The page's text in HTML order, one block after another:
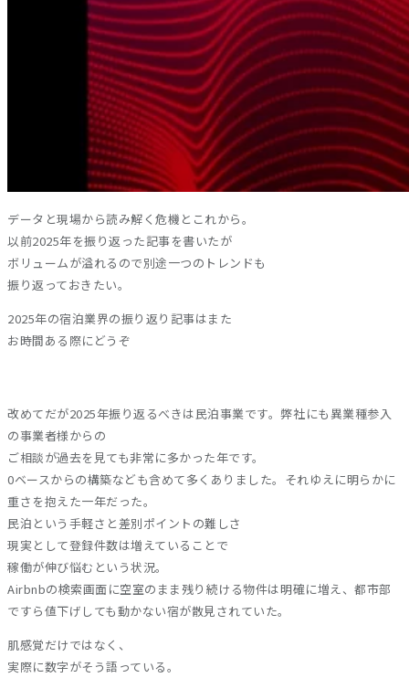
データと現場から読み解く危機とこれから。
以前2025年を振り返った記事を書いたが
ボリュームが溢れるので別途一つのトレンドも
振り返っておきたい。
2025年の宿泊業界の振り返り記事はまた
お時間ある際にどうぞ
改めてだが2025年振り返るべきは民泊事業です。弊社にも異業種参入
の事業者様からの
ご相談が過去を見ても非常に多かった年です。
0ベースからの構築なども含めて多くありました。それゆえに明らかに
重さを抱えた一年だった。
民泊という手軽さと差別ポイントの難しさ
現実として登録件数は増えていることで
稼働が伸び悩むという状況。
Airbnbの検索画面に空室のまま残り続ける物件は明確に増え、都市部
ですら値下げしても動かない宿が散見されていた。
肌感覚だけではなく、
実際に数字がそう語っている。